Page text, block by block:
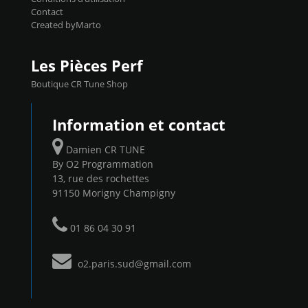
Contact
Created byMarto
Les Pièces Perf
Boutique CR Tune Shop
Information et contact
Damien CR TUNE
By O2 Programmation
13, rue des rochettes
91150 Morigny Champigny
01 86 04 30 91
o2.paris.sud@gmail.com